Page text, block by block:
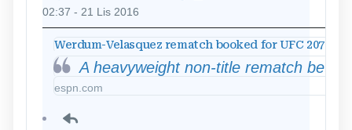
velasquez-
02:37 - 21 Lis 2016
Werdum-Velasquez rematch booked for UFC 207
A heavyweight non-title rematch
espn.com